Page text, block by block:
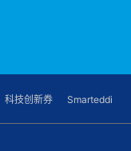
科技创新券 Smarteddi